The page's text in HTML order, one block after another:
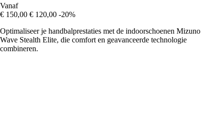
Vanaf
€ 150,00 € 120,00 -20%
Optimaliseer je handbalprestaties met de indoorschoenen Mizuno
Wave Stealth Elite, die comfort en geavanceerde technologie
combineren.